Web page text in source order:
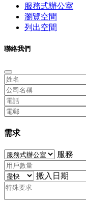
服務式辦公室
瀏覽空間
列出空間
聯絡我們
需求
服務
搬入日期